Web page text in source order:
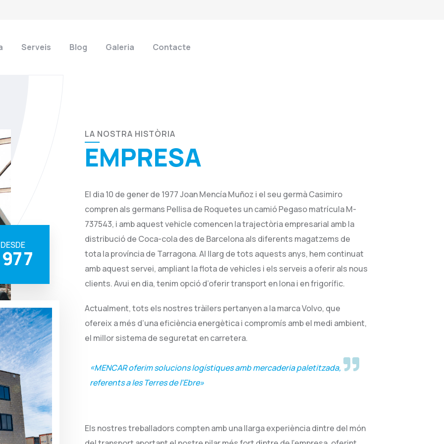
Serveis Blog Galeria Contacte
DESDE
977
LA NOSTRA HISTÒRIA
EMPRESA
El dia 10 de gener de 1977 Joan Mencía Muñoz i el seu germà Casimiro
compren als germans Pellisa de Roquetes un camió Pegaso matrícula M-
737543, i amb aquest vehicle comencen la trajectòria empresarial amb la
distribució de Coca-cola des de Barcelona als diferents magatzems de
tota la província de Tarragona. Al llarg de tots aquests anys, hem continuat
amb aquest servei, ampliant la flota de vehicles i els serveis a oferir als nous
clients. Avui en dia, tenim opció d’oferir transport en lona i en frigorífic.
Actualment, tots els nostres tràilers pertanyen a la marca Volvo, que
ofereix a més d’una eficiència energètica i compromís amb el medi ambient,
el millor sistema de seguretat en carretera.
«MENCAR oferim solucions logístiques amb mercaderia paletitzada,
referents a les Terres de l’Ebre»
Els nostres treballadors compten amb una llarga experiència dintre del món